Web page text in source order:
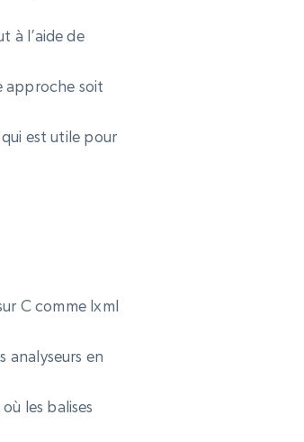
à l’aide de
approche soit
est utile pour
C comme lxml
analyseurs en
les balises